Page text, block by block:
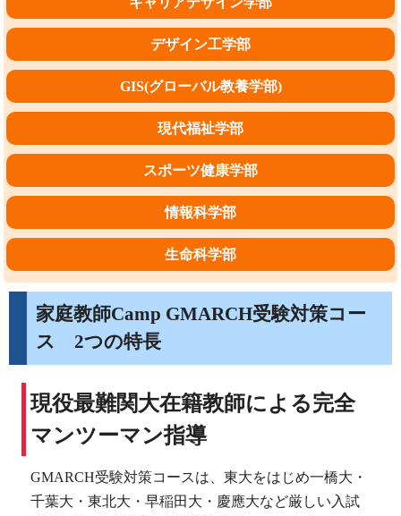
デザイン工学部
GIS(グローバル教養学部)
現代福祉学部
スポーツ健康学部
情報科学部
生命科学部
家庭教師Camp GMARCH受験対策コー
ス 2つの特長
現役最難関大在籍教師による完全
マンツーマン指導
GMARCH受験対策コースは、東大をはじめ一橋大・
千葉大・東北大・早稲田大・慶應大など厳しい入試